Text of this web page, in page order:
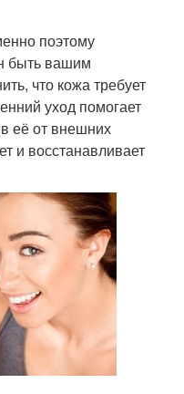
поэтому
быть вашим
что кожа требует
уход помогает
её от внешних
и восстанавливает